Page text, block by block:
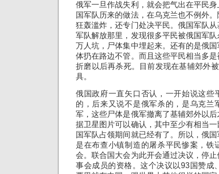
俄军一旦作战失利，就会把气出在平民
国军队历来的做法，在乌克兰也不例外
狂轰滥炸，还专门处决平民。俄国军队
军队解放那里，发现很多平民被俄国军
万人坑，尸体集中埋起来。还有的是俄
体扔在路边不管。而且这些平民相当多
折磨以后再杀死。目前发现在基辅郊外
具。
俄国政府一直矢口否认，一开始说这些
的，后来又说不是俄军杀的，是乌克兰
军，这些尸体是俄军撤离了基辅郊外以
据卫星图片可以确认，其中至少有相当
国军队占领期间就已经有了。所以，俄
是在布查小镇制造的屠杀平民惨案，铁
会。联合国大会为此开会通过决议，停
事会成员的资格。这个决议以93国赞成